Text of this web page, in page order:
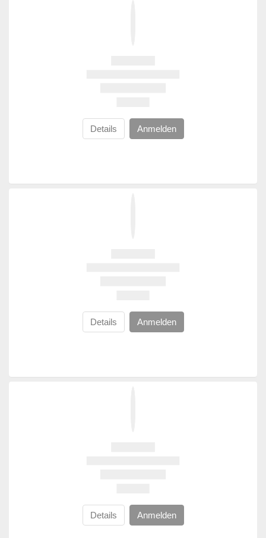
Details Anmelden
Details Anmelden
Details Anmelden